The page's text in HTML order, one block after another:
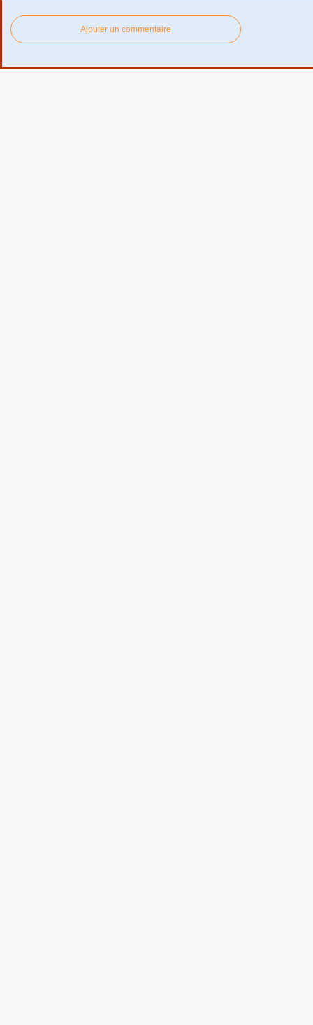
Ajouter un commentaire